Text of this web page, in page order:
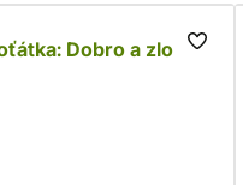
Dobro a zlo